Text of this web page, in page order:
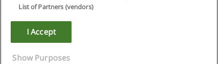
Copyright © Educaedu Business S.L. - CIF : B-95610580: -
List of Partners (vendors)
I Accept
Show Purposes